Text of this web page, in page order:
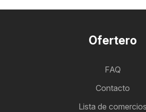
Ofertero
FAQ
Contacto
Lista de comercios